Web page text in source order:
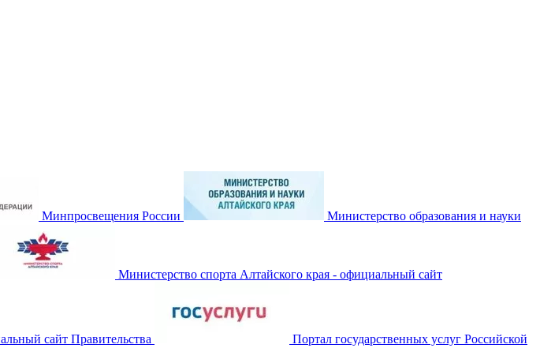
Минпросвещения России Министерство образования и науки
Министерство спорта Алтайского края - официальный сайт
сайт Правительства Портал государственных услуг Российской